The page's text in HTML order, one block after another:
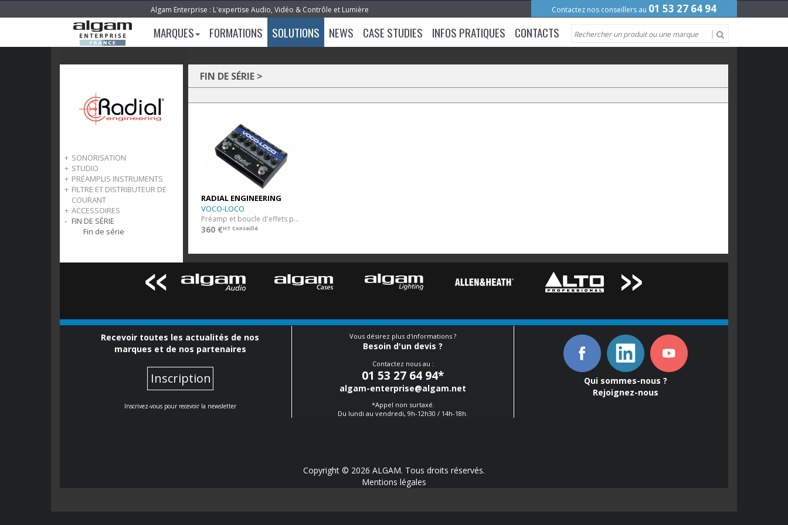
Algam Enterprise : L'expertise Audio, Vidéo & Contrôle et Lumière Contactez nos conseillers au 01 53 27 64 94
MARQUES FORMATIONS SOLUTIONS NEWS CASE STUDIES INFOS PRATIQUES CONTACTS
SONORISATION
J Class
Pro Class
Stagebug
Switch
STUDIO
Reamp
Stand Alone
Contrôle de Monitoring
Format 500
PRÉAMPLIS INSTRUMENTS
Guitares électriques
Basses électriques
Instruments acoustiques
Buffer / impédance
FILTRE ET DISTRIBUTEUR DE
COURANT
Distributeur de courant
ACCESSOIRES
Alimentations
Divers
FIN DE SÉRIE
Fin de série
FIN DE SÉRIE >
RADIAL ENGINEERING
VOCO-LOCO
Préamp et boucle d'effets pour microphone
360 €HT Conseillé
Recevoir toutes les actualités de nos
marques et de nos partenaires
Inscription
Inscrivez-vous pour recevoir la newsletter
Vous désirez plus d'informations ?
Besoin d'un devis ?
Contactez nous au :
01 53 27 64 94*
algam-enterprise@algam.net
*Appel non surtaxé.
Du lundi au vendredi, 9h-12h30 / 14h-18h.
Qui sommes-nous ?
Rejoignez-nous
Copyright © 2026 ALGAM. Tous droits réservés.
Mentions légales